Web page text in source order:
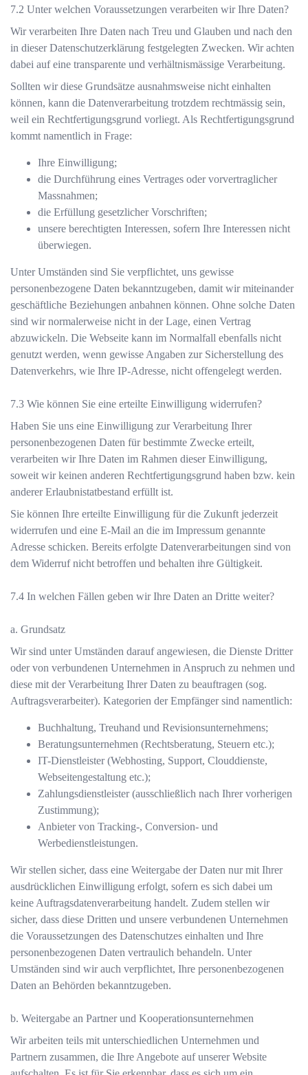
Unter welchen Voraussetzungen verarbeiten wir Ihre Daten?
Wir verarbeiten Ihre Daten nach Treu und Glauben und nach den
in dieser Datenschutzerklärung festgelegten Zwecken. Wir achten
dabei auf eine transparente und verhältnismässige Verarbeitung.
Sollten wir diese Grundsätze ausnahmsweise nicht einhalten
können, kann die Datenverarbeitung trotzdem rechtmässig sein,
weil ein Rechtfertigungsgrund vorliegt. Als Rechtfertigungsgrund
kommt namentlich in Frage:
Ihre Einwilligung;
die Durchführung eines Vertrages oder vorvertraglicher
Massnahmen;
die Erfüllung gesetzlicher Vorschriften;
unsere berechtigten Interessen, sofern Ihre Interessen nicht
überwiegen.
Unter Umständen sind Sie verpflichtet, uns gewisse
personenbezogene Daten bekanntzugeben, damit wir miteinander
geschäftliche Beziehungen anbahnen können. Ohne solche Daten
sind wir normalerweise nicht in der Lage, einen Vertrag
abzuwickeln. Die Webseite kann im Normalfall ebenfalls nicht
genutzt werden, wenn gewisse Angaben zur Sicherstellung des
Datenverkehrs, wie Ihre IP-Adresse, nicht offengelegt werden.
Wie können Sie eine erteilte Einwilligung widerrufen?
Haben Sie uns eine Einwilligung zur Verarbeitung Ihrer
personenbezogenen Daten für bestimmte Zwecke erteilt,
verarbeiten wir Ihre Daten im Rahmen dieser Einwilligung,
soweit wir keinen anderen Rechtfertigungsgrund haben bzw. kein
anderer Erlaubnistatbestand erfüllt ist.
Sie können Ihre erteilte Einwilligung für die Zukunft jederzeit
widerrufen und eine E-Mail an die im Impressum genannte
Adresse schicken. Bereits erfolgte Datenverarbeitungen sind von
dem Widerruf nicht betroffen und behalten ihre Gültigkeit.
In welchen Fällen geben wir Ihre Daten an Dritte weiter?
a. Grundsatz
Wir sind unter Umständen darauf angewiesen, die Dienste Dritter
oder von verbundenen Unternehmen in Anspruch zu nehmen und
diese mit der Verarbeitung Ihrer Daten zu beauftragen (sog.
Auftragsverarbeiter). Kategorien der Empfänger sind namentlich:
Buchhaltung, Treuhand und Revisionsunternehmens;
Beratungsunternehmen (Rechtsberatung, Steuern etc.);
IT-Dienstleister (Webhosting, Support, Clouddienste,
Webseitengestaltung etc.);
Zahlungsdienstleister (ausschließlich nach Ihrer vorherigen
Zustimmung);
Anbieter von Tracking-, Conversion- und
Werbedienstleistungen.
Wir stellen sicher, dass eine Weitergabe der Daten nur mit Ihrer
ausdrücklichen Einwilligung erfolgt, sofern es sich dabei um
keine Auftragsdatenverarbeitung handelt. Zudem stellen wir
sicher, dass diese Dritten und unsere verbundenen Unternehmen
die Voraussetzungen des Datenschutzes einhalten und Ihre
personenbezogenen Daten vertraulich behandeln. Unter
Umständen sind wir auch verpflichtet, Ihre personenbezogenen
Daten an Behörden bekanntzugeben.
b. Weitergabe an Partner und Kooperationsunternehmen
Wir arbeiten teils mit unterschiedlichen Unternehmen und
Partnern zusammen, die Ihre Angebote auf unserer Website